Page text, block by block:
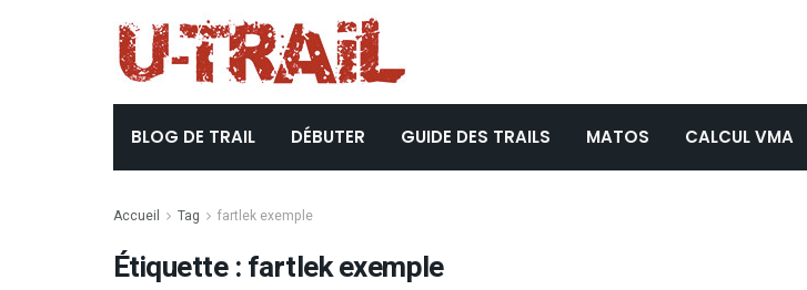
BLOG DE TRAIL DÉBUTER GUIDE DES TRAILS MATOS CALCUL VMA
Accueil Tag fartlek exemple
Étiquette :fartlek exemple